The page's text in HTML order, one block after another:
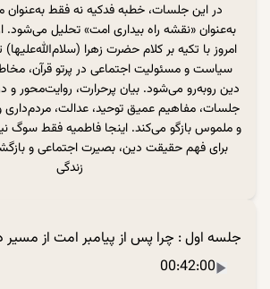
در این جلسات، خطبه فدکیه نه فقط به‌عنوان
به‌عنوان «نقشه راه بیداری امت» تحلیل می‌شود.
امروز با تکیه بر کلام حضرت زهرا (سلام‌الله‌علیها)
سیاست و مسئولیت اجتماعی در پرتو قرآن،
دین روبه‌رو می‌شود. بیان پرحرارت، روایت‌محور
جلسات، مفاهیم عمیق توحید، عدالت، مردم‌داری و
و ملموس بازگو می‌کند. اینجا فاطمیه فقط
برای فهم حقیقت دین، بصیرت اجتماعی و
زندگی
جلسه اول : چرا پس از پیامبر امت از
00:42:00